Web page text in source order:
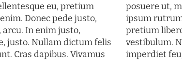
eu, pretium
Donec pede justo,
In enim justo,
justo. Nullam dictum felis
Cras dapibus. Vivamus
posuere ut,
ipsum
pretium
vestibulum.
imperdiet